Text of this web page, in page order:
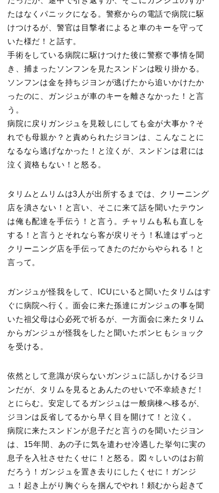
たはなくパニックになる。警察からの電話で病院に駆
けつけるが、警官は目撃者によると車のキーを守って
いた様だ！と話す。
手術をしている病院に駆けつけた後に警察で事情を聞
き、捕まったソンフンを見たスンドンは殴り掛かる。
ソンフンは金を持ちジヨンが逃げたから追いかけたか
ったのに、ガンジュが車のキーを離さなかった！と言
う。
病院に戻りガンジュを見殺しにしても金が大事か？そ
れでも母親か？と責められたジヨンは、こんなことに
なるなら逃げなかった！と泣くが、スンドンは君には
泣く資格もない！と怒る。
タリムとムリムは3人が出所するまでは、クリーニング
店を潰さない！と言い、そこに来て話を聞いたテウン
は俺も配達を手伝う！と言う。チャリムも私も直しを
する！と言うとそれなら客が戻りそう！私達はずっと
クリーニング店を手伝ってきたのだからやられる！と
言って。
ガンジュが怪我をして、ICUにいると聞いたタリムはす
ぐに病院へ行く。面会に来た孫達にガンジュの事を聞
いた祖父母は心必死で祈るが、一方面会に来たタリム
からガンジュが怪我をしたと聞いたボンヒもショック
を受ける。
依然として意識が戻らないガンジュに話しかけるジヨ
ンだが、タリムを見るとあんたのせいで不幸続きだ！
とにらむ。安定してるガンジュは一般病棟へ移るが、
ジヨンは反省してるから早く目を開けて！と泣く。
病院に来たスンドンが息子だと言うのを聞いたジヨン
は、15年間、あの子に気を遣わせ冷遇した挙句に実の
息子を入社させたくせに！と怒る。図々しいのはお前
だろう！ガンジュを置き去りにしたくせに！ガンジ
ュ！起き上がり胸ぐらを掴んでやれ！頼むから起きて